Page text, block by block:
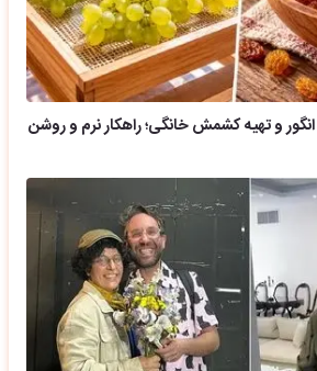
و تهیه کشمش خانگی؛ راهکار نرم و روشن